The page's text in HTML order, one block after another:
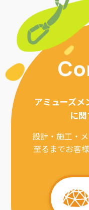
アミューズ
に
設計・施工・
至るまでお客